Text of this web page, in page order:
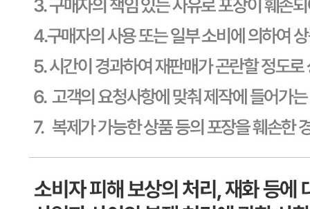
교환 배송비: 30,000원
전자상거래 등에서의 소비자보호법에 관한 법률에 의거하여
미성년자가 체결한 계약은 법정대리인이 동의하지 않은 경우
본인 또는 법정대리인이 취소할 수 있습니다. 식봄에 등록된
판매상품과 상품의 내용은 판매자가 등록한 것으로 (주)마켓
보로는 그 등록내용에 대하여 일체의 책임을 지지 않습니다.
상세 정보 구매 정보 상품 문의
내 문의만 보기